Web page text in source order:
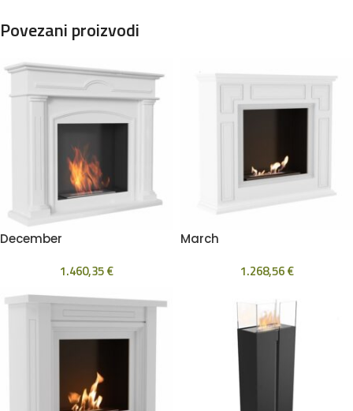
Povezani proizvodi
December
1.460,35€
March
1.268,56€